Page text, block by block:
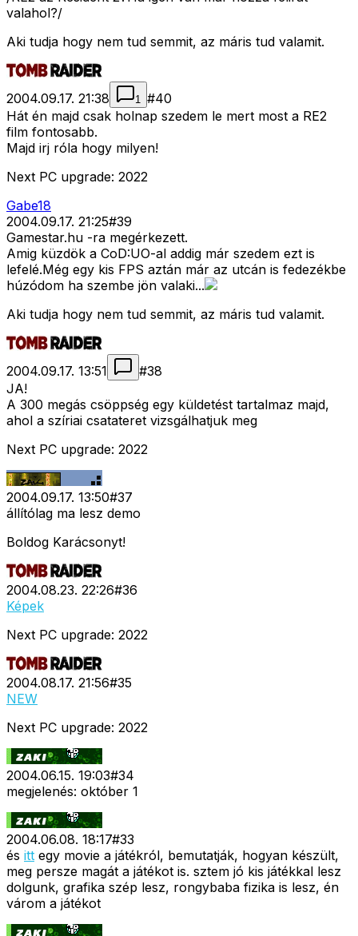
valahol?/
Aki tudja hogy nem tud semmit, az máris tud valamit.
2004.09.17. 21:38 1 #40
Hát én majd csak holnap szedem le mert most a RE2
film fontosabb.
Majd irj róla hogy milyen!
Next PC upgrade: 2022
Gabe18
2004.09.17. 21:25#39
Gamestar.hu -ra megérkezett.
Amig küzdök a CoD:UO-al addig már szedem ezt is
lefelé.Még egy kis FPS aztán már az utcán is fedezékbe
húzódom ha szembe jön valaki...
Aki tudja hogy nem tud semmit, az máris tud valamit.
2004.09.17. 13:51 #38
JA!
A 300 megás csöppség egy küldetést tartalmaz majd,
ahol a szíriai csatateret vizsgálhatjuk meg
Next PC upgrade: 2022
2004.09.17. 13:50#37
állítólag ma lesz demo
Boldog Karácsonyt!
2004.08.23. 22:26#36
Képek
Next PC upgrade: 2022
2004.08.17. 21:56#35
NEW
Next PC upgrade: 2022
2004.06.15. 19:03#34
megjelenés: október 1
2004.06.08. 18:17#33
és itt egy movie a játékról, bemutatják, hogyan készült,
meg persze magát a játékot is. sztem jó kis játékkal lesz
dolgunk, grafika szép lesz, rongybaba fizika is lesz, én
várom a játékot